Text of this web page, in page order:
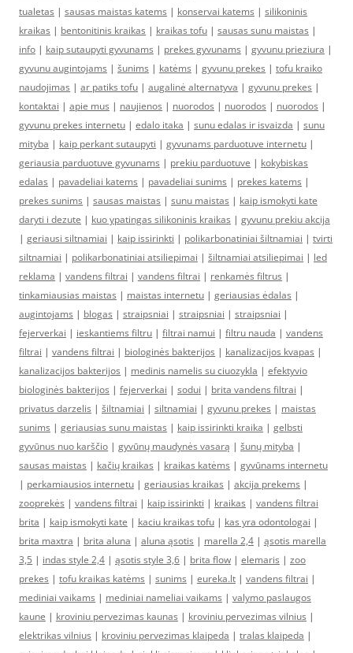
tualetas | sausas maistas katems | konservai katems | silikoninis
kraikas | bentonitinis kraikas | kraikas tofu | sausas sunu maistas |
info | kaip sutaupyti gyvunams | prekes gyvunams | gyvunu prieziura |
gyvunu augintojams | šunims | katėms | gyvunu prekes | tofu kraiko
naudojimas | ar patiks tofu | augalinė alternatyva | gyvunu prekes |
kontaktai | apie mus | naujienos | nuorodos | nuorodos | nuorodos |
gyvunu prekes internetu | edalo itaka | sunu edalas ir isvaizda | sunu
mityba | kaip perkant sutaupyti | gyvunams parduotuve internetu |
geriausia parduotuve gyvunams | prekiu parduotuve | kokybiskas
edalas | pavadeliai katems | pavadeliai sunims | prekes katems |
prekes sunims | sausas maistas | sunu maistas | kaip ismokyti kate
daryti i dezute | kuo ypatingas silikoninis kraikas | gyvunu prekiu akcija
| geriausi siltnamiai | kaip issirinkti | polikarbonatiniai šiltnamiai | tvirti
siltnamiai | polikarbonatiniai atsiliepimai | šiltnamiai atsiliepimai | led
reklama | vandens filtrai | vandens filtrai | renkamės filtrus |
tinkamiausias maistas | maistas internetu | geriausias ėdalas |
augintojams | blogas | straipsniai | straipsniai | straipsniai |
fejerverkai | ieskantiems filtru | filtrai namui | filtru nauda | vandens
filtrai | vandens filtrai | biologinės bakterijos | kanalizacijos kvapas |
kanalizacijos bakterijos | medinis namelis su ciuozykla | efektyvio
biologinės bakterijos | fejerverkai | sodui | brita vandens filtrai |
privatus darzelis | šiltnamiai | siltnamiai | gyvunu prekes | maistas
sunims | geriausias sunu maistas | kaip issirinkti kraika | gelbsti
gyvūnus nuo karščio | gyvūnų maudynės vasarą | šunų mityba |
sausas maistas | kačių kraikas | kraikas katėms | gyvūnams internetu
| perkamiausios internetu | geriausias kraikas | akcija prekems |
zooprekės | vandens filtrai | kaip issirinkti | kraikas | vandens filtrai
brita | kaip ismokyti kate | kaciu kraikas tofu | kas yra odontologai |
brita maxtra | brita aluna | aluna ąsotis | marella 2,4 | ąsotis marella
3,5 | indas style 2,4 | ąsotis style 3,6 | brita flow | elemaris | zoo
prekes | tofu kraikas katėms | sunims | eureka.lt | vandens filtrai |
mediniai vaikams | mediniai nameliai vaikams | valymo paslaugos
kaune | kroviniu pervezimas kaunas | kroviniu pervezimas vilnius |
elektrikas vilnius | kroviniu pervezimas klaipeda | tralas klaipeda |